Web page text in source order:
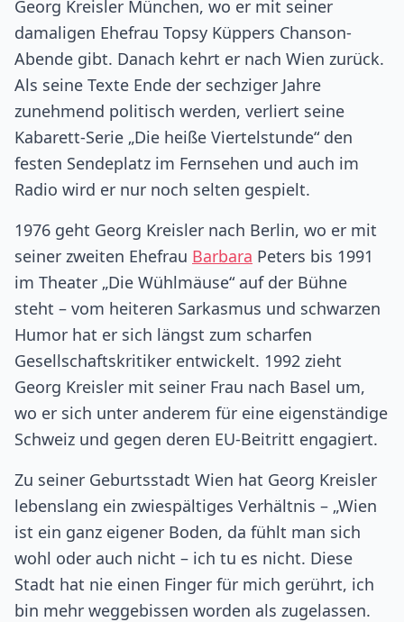
Georg Kreisler München, wo er mit seiner
damaligen Ehefrau Topsy Küppers Chanson-
Abende gibt. Danach kehrt er nach Wien zurück.
Als seine Texte Ende der sechziger Jahre
zunehmend politisch werden, verliert seine
Kabarett-Serie „Die heiße Viertelstunde“ den
festen Sendeplatz im Fernsehen und auch im
Radio wird er nur noch selten gespielt.
1976 geht Georg Kreisler nach Berlin, wo er mit
seiner zweiten Ehefrau Barbara Peters bis 1991
im Theater „Die Wühlmäuse“ auf der Bühne
steht – vom heiteren Sarkasmus und schwarzen
Humor hat er sich längst zum scharfen
Gesellschaftskritiker entwickelt. 1992 zieht
Georg Kreisler mit seiner Frau nach Basel um,
wo er sich unter anderem für eine eigenständige
Schweiz und gegen deren EU-Beitritt engagiert.
Zu seiner Geburtsstadt Wien hat Georg Kreisler
lebenslang ein zwiespältiges Verhältnis – „Wien
ist ein ganz eigener Boden, da fühlt man sich
wohl oder auch nicht – ich tu es nicht. Diese
Stadt hat nie einen Finger für mich gerührt, ich
bin mehr weggebissen worden als zugelassen.